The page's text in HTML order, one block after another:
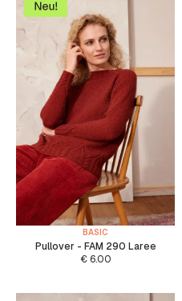
BASIC
Pullover - FAM 290 Laree
€6.00